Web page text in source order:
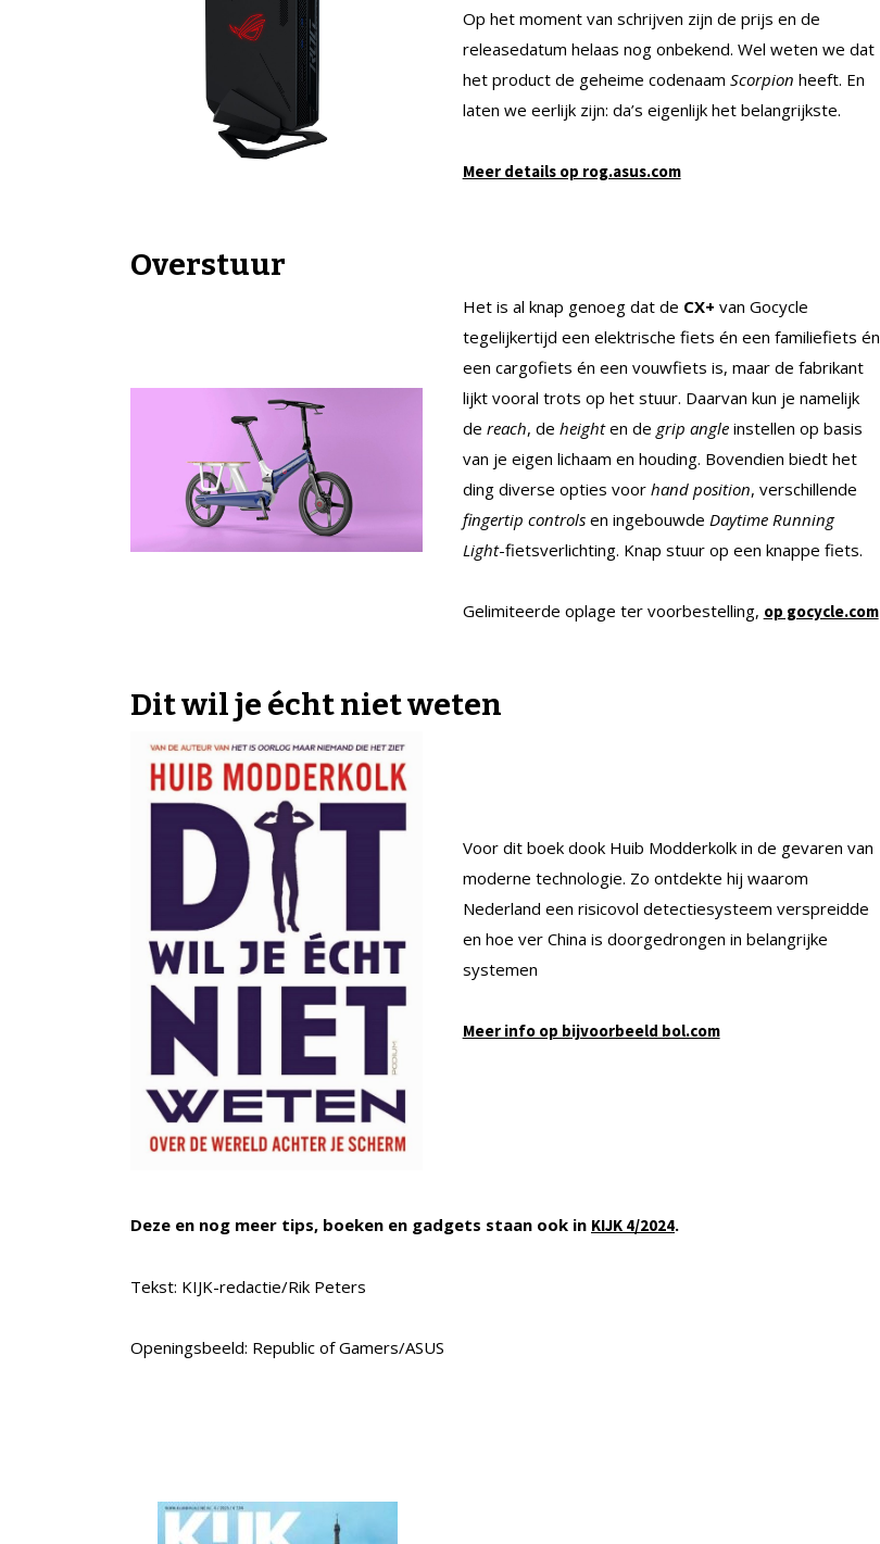
Op het moment van schrijven zijn de prijs en de
releasedatum helaas nog onbekend. Wel weten we dat
het product de geheime codenaam Scorpion heeft. En
laten we eerlijk zijn: da’s eigenlijk het belangrijkste.
Meer details op rog.asus.com
Overstuur
Het is al knap genoeg dat de CX+ van Gocycle
tegelijkertijd een elektrische fiets én een familiefiets én
een cargofiets én een vouwfiets is, maar de fabrikant
lijkt vooral trots op het stuur. Daarvan kun je namelijk
de reach, de heighten de grip angleinstellen op basis
van je eigen lichaam en houding. Bovendien biedt het
ding diverse opties voor hand position, verschillende
fingertip controlsen ingebouwde Daytime Running
Light-fietsverlichting. Knap stuur op een knappe fiets.
Gelimiteerde oplage ter voorbestelling, op gocycle.com
Dit wil je écht niet weten
Voor dit boek dook Huib Modderkolk in de gevaren van
moderne technologie. Zo ontdekte hij waarom
Nederland een risicovol detectiesysteem verspreidde
en hoe ver China is doorgedrongen in belangrijke
systemen
Meer info op bijvoorbeeld bol.com
Deze en nog meer tips, boeken en gadgets staan ook in KIJK 4/2024.
Tekst: KIJK-redactie/Rik Peters
Openingsbeeld: Republic of Gamers/ASUS